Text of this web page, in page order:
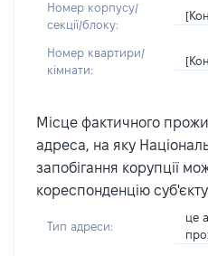
Номер корпусу/
секції/блоку:
Номер квартири/
кімнати:
Місце фактичного
адреса, на яку
запобігання корупції
кореспонденцію
Тип адреси:
це